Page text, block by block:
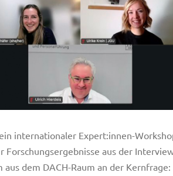
internationaler Expert:innen-
Forschungsergebnisse aus der
dem DACH-Raum an der